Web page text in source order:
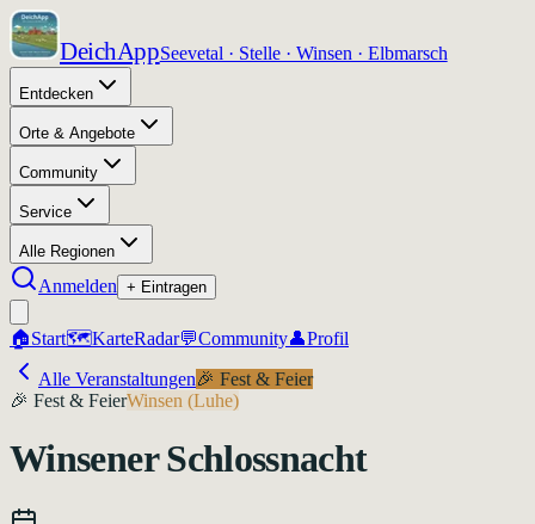
DeichAppSeevetal · Stelle · Winsen · Elbmarsch
Entdecken
Orte & Angebote
Community
Service
Alle Regionen
Anmelden + Eintragen
🏠Start🗺️KarteRadar💬Community👤Profil
Alle Veranstaltungen🎉 Fest & Feier
🎉 Fest & FeierWinsen (Luhe)
Winsener Schlossnacht